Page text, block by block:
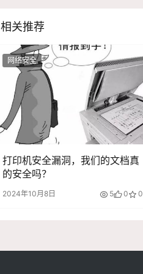
相关推荐
网络安全
打印机安全漏洞，我们的文档真
的安全吗？
2024年10月8日 5 0 0